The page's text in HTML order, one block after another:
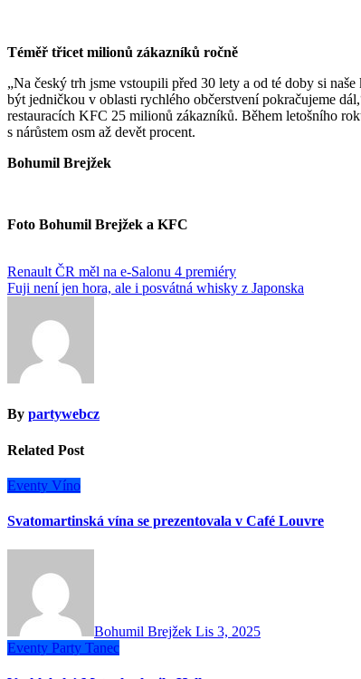
Téměř třicet milionů zákazníků ročně
„Na český trh jsme vstoupili před 30 lety a od té doby si
být jedničkou v oblasti rychlého občerstvení pokračujeme
restauracích KFC 25 milionů zákazníků. Během letošního
s nárůstem osm až devět procent.
Bohumil Brejžek
Foto Bohumil Brejžek a KFC
Navigace
pro
příspěvek
Renault ČR měl na e-Salonu 4 premiéry
Fuji není jen hora, ale i posvátná whisky z Japonska
By partywebcz
Related Post
Eventy Víno
Svatomartinská vína se prezentovala v Café Louvre
Bohumil Brejžek Lis 3, 2025
Eventy Party Tanec